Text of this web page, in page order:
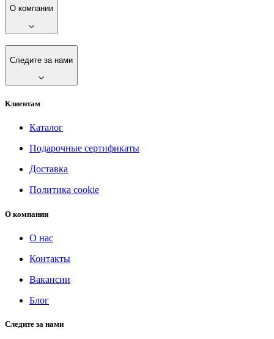
О компании
Следите за нами
Клиентам
Каталог
Подарочные сертификаты
Доставка
Политика cookie
О компании
О нас
Контакты
Вакансии
Блог
Следите за нами